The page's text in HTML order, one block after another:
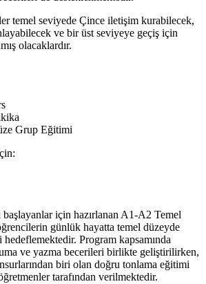
temel seviyede Çince iletişim kurabilecek,
ve bir üst seviyeye geçiş için
olacaklardır.
Grup Eğitimi
için hazırlanan A1-A2 Temel
günlük hayatta temel düzeyde
Program kapsamında
ve yazma becerileri birlikte geliştirilirken,
biri olan doğru tonlama eğitimi
tarafından verilmektedir.